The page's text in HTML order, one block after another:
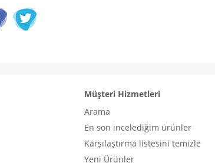
Müşteri Hizmetleri
Arama
En son incelediğim ürünler
Karşılaştırma listesini temizle
Yeni Ürünler